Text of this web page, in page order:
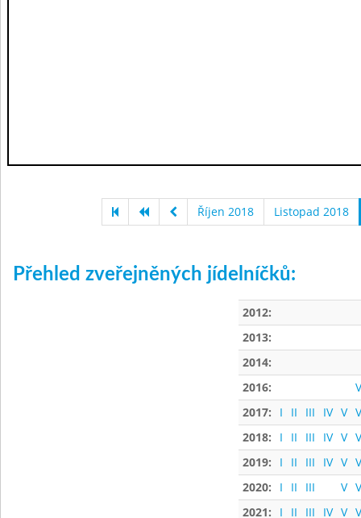
Říjen 2018 Listopad 2018
Přehled zveřejněných jídelníčků:
2012:
2013:
2014:
2016:
2017:
I II III IV V
2018:
I II III IV V
2019:
I II III IV V
2020:
I II III V
2021:
I II III IV V